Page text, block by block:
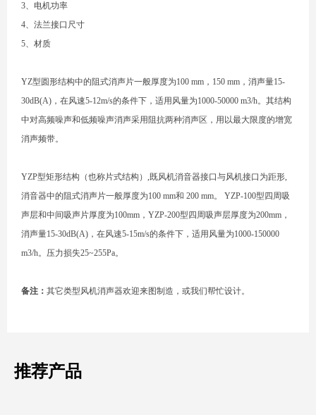
3、电机功率
4、法兰接口尺寸
5、材质
YZ型圆形结构中的阻式消声片一般厚度为100 mm，150 mm，消声量15-
30dB(A)，在风速5-12m/s的条件下，适用风量为1000-50000 m3/h。其结构
中对高频噪声和低频噪声消声采用阻抗两种消声区，用以最大限度的增宽
消声频带。
YZP型矩形结构（也称片式结构）,既风机消音器接口与风机接口为距形,
消音器中的阻式消声片一般厚度为100 mm和 200 mm。 YZP-100型四周吸
声层和中间吸声片厚度为100mm，YZP-200型四周吸声层厚度为200mm，
消声量15-30dB(A)，在风速5-15m/s的条件下，适用风量为1000-150000
m3/h。压力损失25~255Pa。
备注： 其它类型风机消声器欢迎来图制造，或我们帮忙设计。
推荐产品